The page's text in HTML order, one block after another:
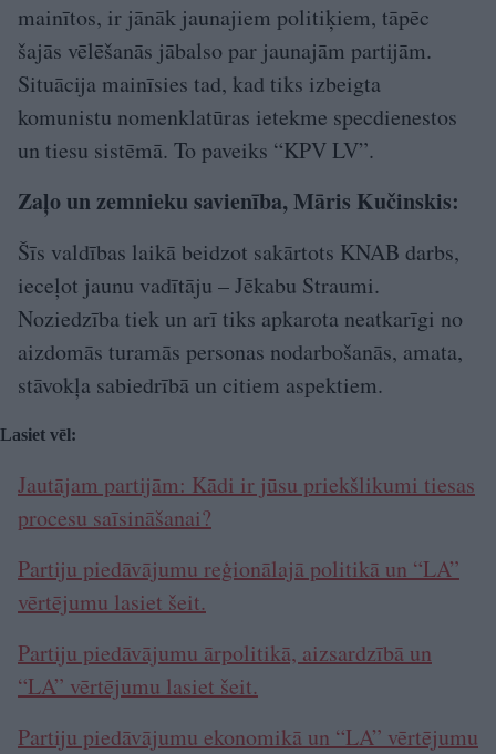
mainītos, ir jānāk jaunajiem politiķiem, tāpēc
šajās vēlēšanās jābalso par jaunajām partijām.
Situācija mainīsies tad, kad tiks izbeigta
komunistu nomenklatūras ietekme specdienestos
un tiesu sistēmā. To paveiks “KPV LV”.
Zaļo un zemnieku savienība, Māris Kučinskis:
Šīs valdības laikā beidzot sakārtots KNAB darbs,
ieceļot jaunu vadītāju – Jēkabu Straumi.
Noziedzība tiek un arī tiks apkarota neatkarīgi no
aizdomās turamās personas nodarbošanās, amata,
stāvokļa sabiedrībā un citiem aspektiem.
Lasiet vēl:
Jautājam partijām: Kādi ir jūsu priekšlikumi tiesas
procesu saīsināšanai?
Partiju piedāvājumu reģionālajā politikā un “LA”
vērtējumu lasiet šeit.
Partiju piedāvājumu ārpolitikā, aizsardzībā un
“LA” vērtējumu lasiet šeit.
Partiju piedāvājumu ekonomikā un “LA” vērtējumu